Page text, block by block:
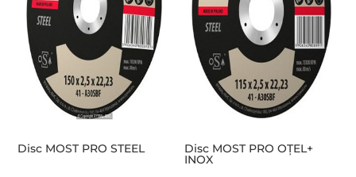
Disc MOST PRO STEEL Disc MOST PRO OȚEL+
INOX